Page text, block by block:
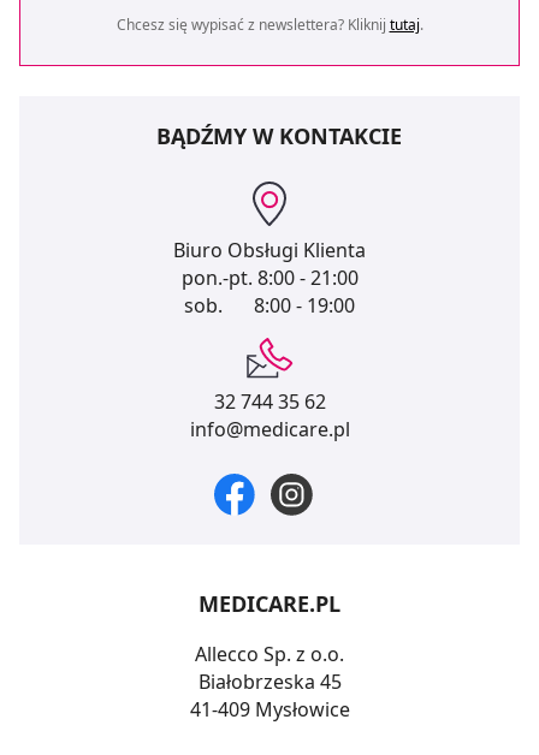
Chcesz się wypisać z newslettera? Kliknij tutaj.
BĄDŹMY W KONTAKCIE
Biuro Obsługi Klienta
pon.-pt. 8:00 - 21:00
sob.
8:00 - 19:00
32 744 35 62
info@medicare.pl
MEDICARE.PL
Allecco Sp. z o.o.
Białobrzeska 45
41-409 Mysłowice